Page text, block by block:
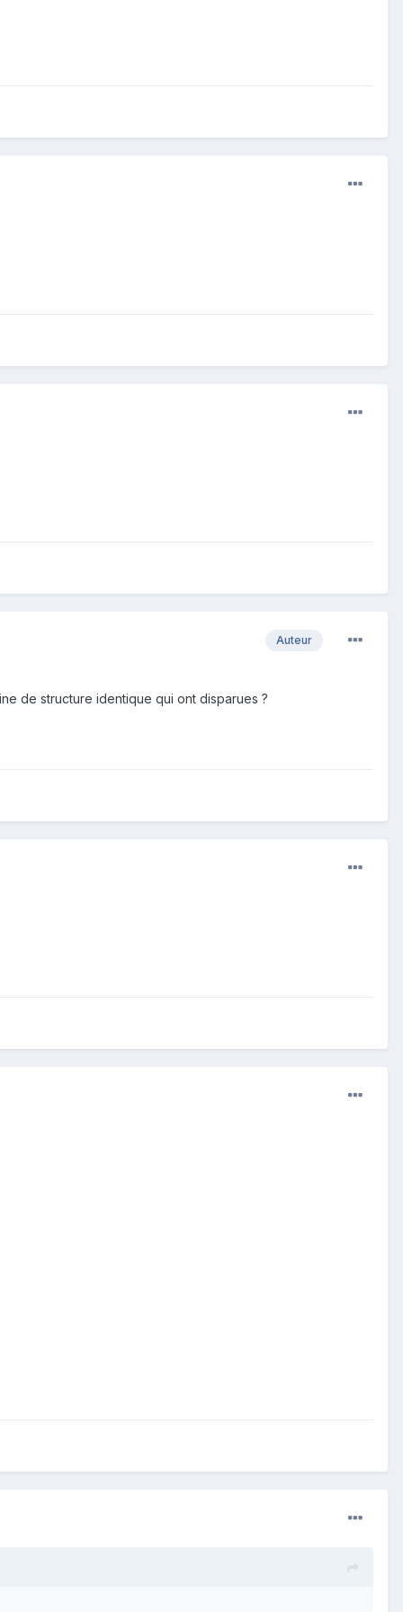
Auteur
de structure identique qui ont disparues ?